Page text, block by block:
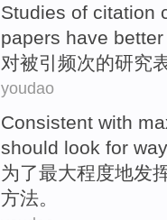
Studies of citation
papers have better
对被引频次的研究
youdao
Consistent with
should look for
为了最大程度地发
方法。